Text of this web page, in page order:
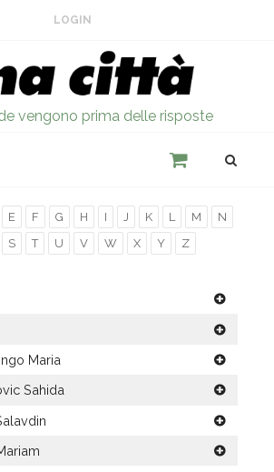
LOGIN
vengono prima delle risposte
E F G H I J K L M
N
S T U V W X Y Z
Maria
Sahida